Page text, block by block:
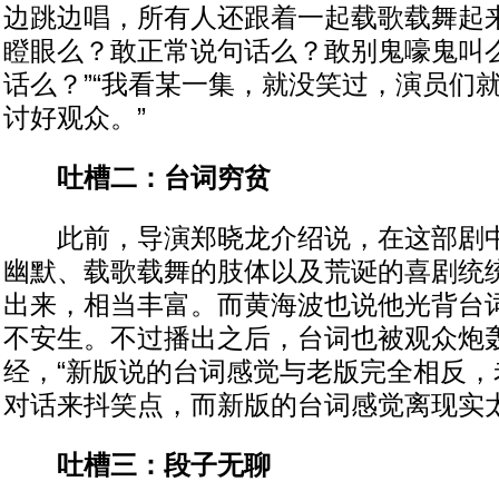
边跳边唱，所有人还跟着一起载歌载舞
瞪眼么？敢正常说句话么？敢别鬼嚎鬼叫
话么？”“我看某一集，就没笑过，演员们
讨好观众。”
吐槽二：台词穷贫
此前，导演郑晓龙介绍说，在这部剧
幽默、载歌载舞的肢体以及荒诞的喜剧统
出来，相当丰富。而黄海波也说他光背台
不安生。不过播出之后，台词也被观众炮
经，“新版说的台词感觉与老版完全相反
对话来抖笑点，而新版的台词感觉离现实
吐槽三：段子无聊